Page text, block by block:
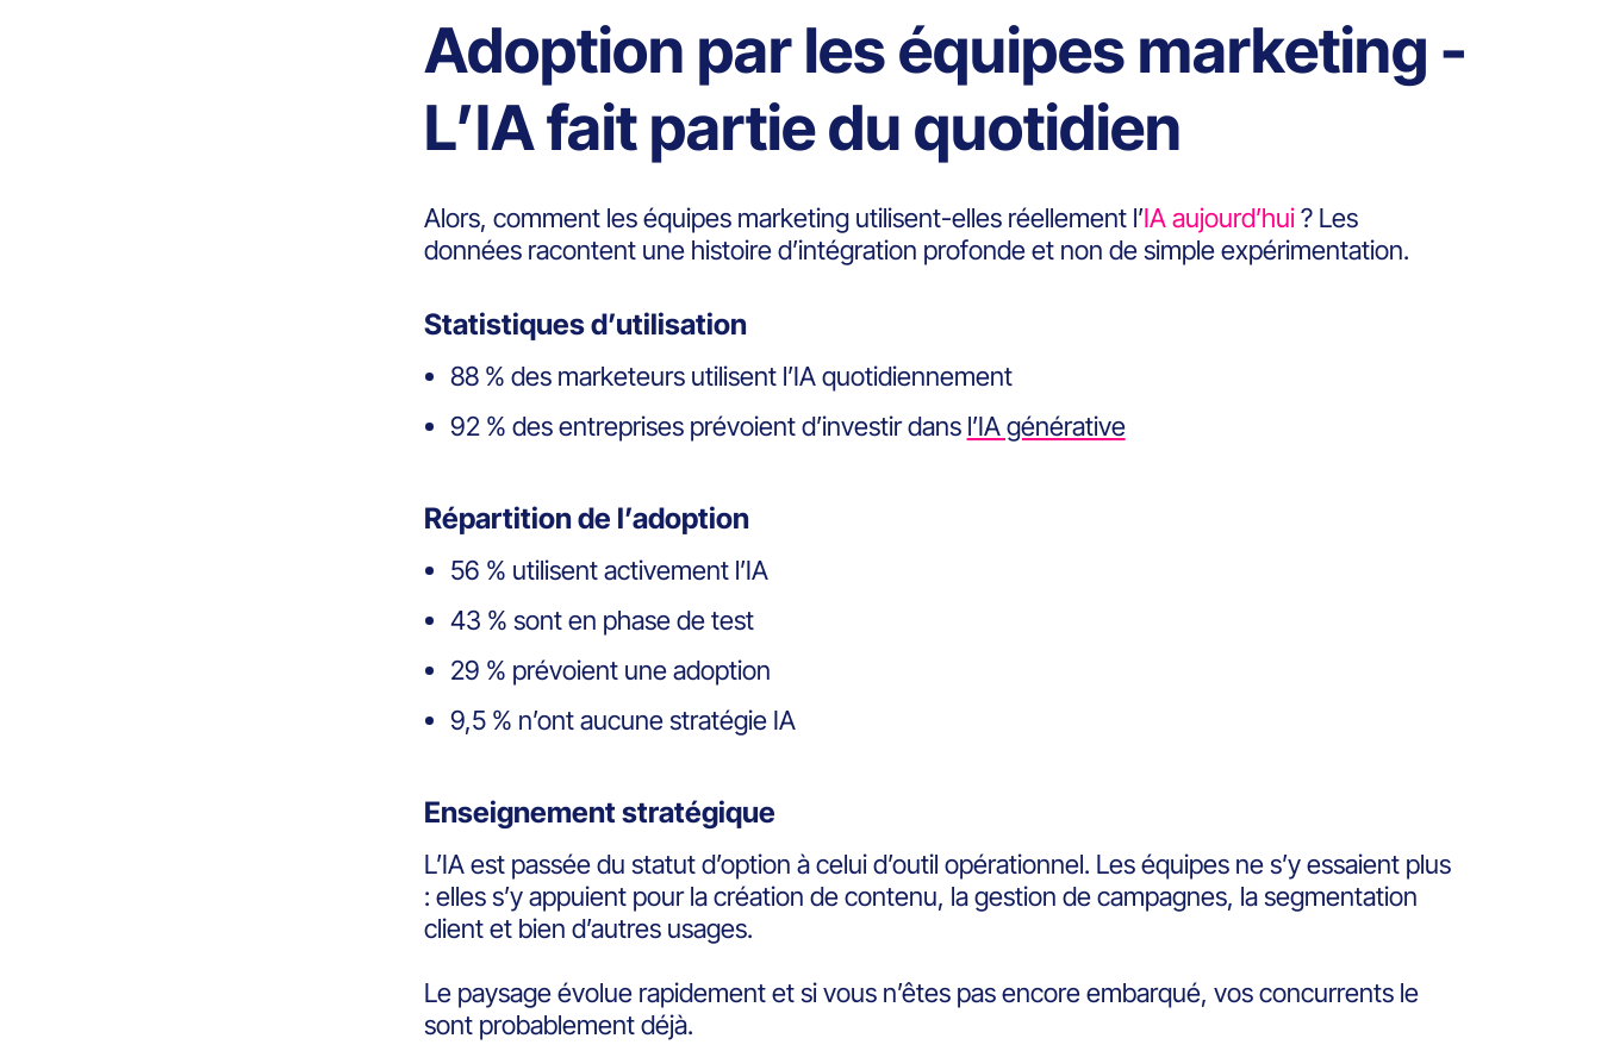
Adoption par les équipes marketing -
L’IA fait partie du quotidien
Alors, comment les équipes marketing utilisent-elles réellement l’IA aujourd’hui? Les
données racontent une histoire d’intégration profonde et non de simple expérimentation.
Statistiques d’utilisation
88 % des marketeurs utilisent l’IA quotidiennement
92 % des entreprises prévoient d’investir dans l’IA générative
Répartition de l’adoption
56 % utilisent activement l’IA
43 % sont en phase de test
29 % prévoient une adoption
9,5 % n’ont aucune stratégie IA
Enseignement stratégique
L’IA est passée du statut d’option à celui d’outil opérationnel. Les équipes ne s’y essaient plus
: elles s’y appuient pour la création de contenu, la gestion de campagnes, la segmentation
client et bien d’autres usages.
Le paysage évolue rapidement et si vous n’êtes pas encore embarqué, vos concurrents le
sont probablement déjà.